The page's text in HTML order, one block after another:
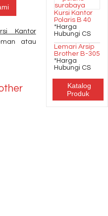
Kantor
atau
Kursi Kantor
Polaris B 40
*Harga
Hubungi CS
Lemari Arsip
Brother B-305
*Harga
Hubungi CS
Katalog
Produk